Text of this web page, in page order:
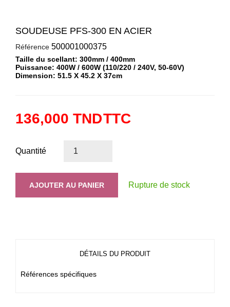
SOUDEUSE PFS-300 EN ACIER
Référence 500001000375
Taille du scellant: 300mm / 400mm
Puissance: 400W / 600W (110/220 / 240V, 50-60V)
Dimension: 51.5 X 45.2 X 37cm
136,000 TNDTTC
Quantité
AJOUTER AU PANIER Rupture de stock
DÉTAILS DU PRODUIT
Références spécifiques